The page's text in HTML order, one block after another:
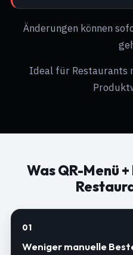
Änderungen können
Ideal für Restaurants
Was QR-Menü
01
Weniger manuelle